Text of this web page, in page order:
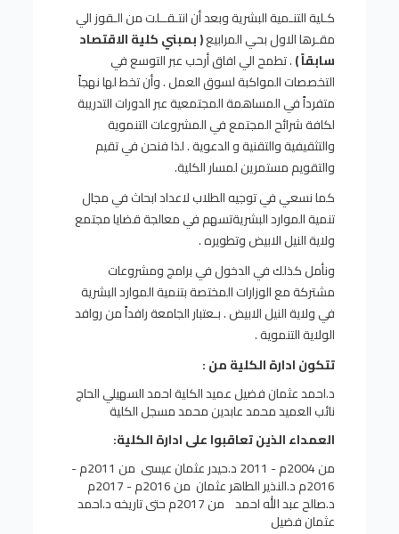
كـلية التنـمية البشرية وبعد أن انتـقــلت من الـقوز الي
مقـرها الاول بحي المرابيع( بمبني كلية الاقتصاد
سابقاً ). تطمح الي افاق أرحب عبر التوسع في
التخصصات المواكبة لسوق العمل . وأن تخط لها نهجاً
متفرداً في المساهمة المجتمعية عبر الدورات التدريبة
لكافة شرائح المجتمع في المشروعات التنموية
والتثقيفية والتقنية و الدعوية . لذا فنحن في تقيم
والتقويم مستمرين لمسار الكلية.
كما نسعي في توجيه الطلاب لاعداد ابحاث في مجال
تنمية الموارد البشريةتسهم في معالجة قضايا مجتمع
ولاية النيل الابيض وتطويره .
ونأمل كذلك في الدخول في برامج ومشروعات
مشتركة مع الوزارات المختصة بتنمية الموارد البشرية
في ولاية النيل الابيض . بـعتبار الجامعة رافداً من روافد
الولاية التنموية .
تتكون ادارة الكلية من :
د.احمد عثمان فضيل عميد الكلية احمد السهيلي الحاج
نائب العميد محمد عابدين محمد مسجل الكلية
العمداء الذين تعاقبوا على ادارة الكلية:
من 2004م - 2011 د.حيدر عثمان عيسى من 2011م -
2016م د.النذير الطاهر عثمان من 2016م - 2017م
د.صالح عبد الله احمد من 2017م حتى تاريخه د.احمد
عثمان فضيل